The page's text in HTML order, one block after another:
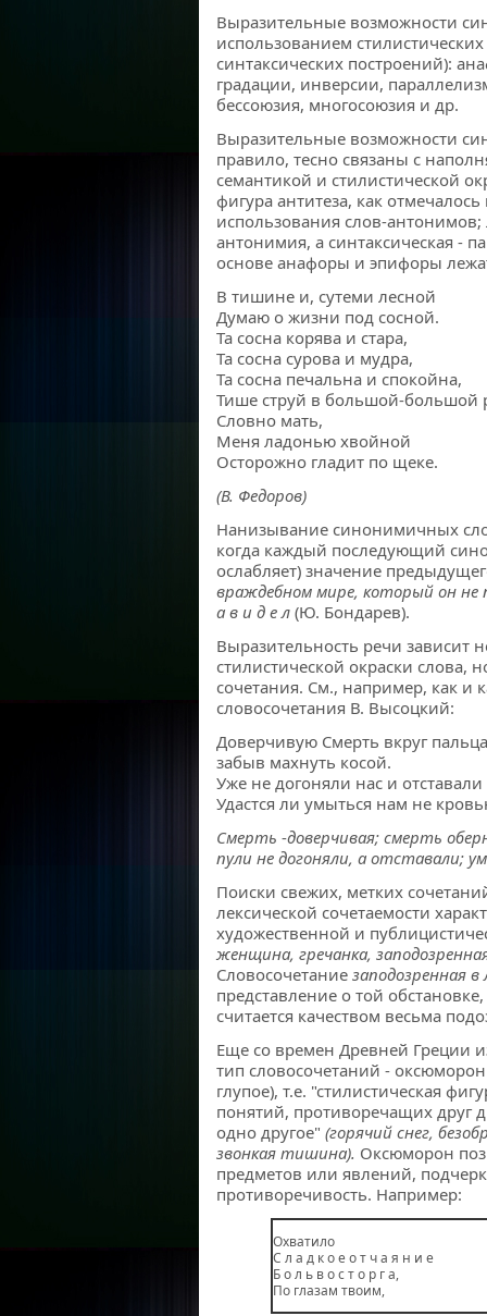
Выразительные возможности
использованием
синтаксических построений):
градации, инверсии,
бессоюзия, многосоюзия и др.
Выразительные возможности
правило, тесно связаны с
семантикой и стилистической
фигура антитеза, как
использования слов-антонимов;
антонимия, а синтаксическая -
основе анафоры и эпифоры
В тишине и, сутеми лесной
Думаю о жизни под сосной.
Та сосна корява и стара,
Та сосна сурова и мудра,
Та сосна печальна и спокойна,
Тише струй в большой-большой
Словно мать,
Меня ладонью хвойной
Осторожно гладит по щеке.
(В. Федоров)
Нанизывание синонимичных
когда каждый последующий
ослабляет) значение
враждебном мире, который он не
а в и д е л (Ю. Бондарев).
Выразительность речи зависит
стилистической окраски слова,
сочетания. См., например, как и
словосочетания В. Высоцкий:
Доверчивую Смерть вкруг
забыв махнуть косой.
Уже не догоняли нас и
Удастся ли умыться нам не
Смерть -доверчивая; смерть
пули не догоняли, а отставали;
Поиски свежих, метких
лексической сочетаемости
художественной и
женщина, гречанка,
Словосочетание заподозренная
представление о той
считается качеством весьма
Еще со времен Древней Греции
тип словосочетаний -
глупое), т.е. "стилистическая
понятий, противоречащих друг
одно другое" (горячий снег,
звонкая тишина). Оксюморон
предметов или явлений,
противоречивость. Например:
Охватило
С л а д к о е о т ч а я н и е
Б о л ь в о с т о р г а,
По глазам твоим,